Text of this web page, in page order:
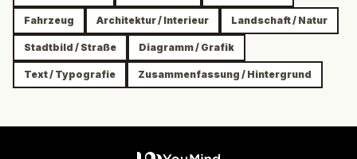
Fahrzeug Architektur / Interieur Landschaft / Natur
Stadtbild / Straße Diagramm / Grafik
Text / Typografie Zusammenfassung / Hintergrund